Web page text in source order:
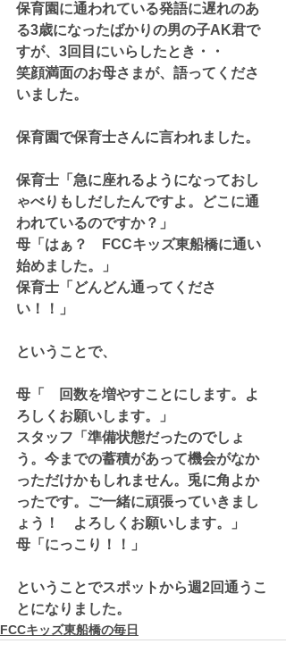
保育園に通われている発語に遅れのあ
る3歳になったばかりの男の子AK君で
すが、3回目にいらしたとき・・
笑顔満面のお母さまが、語ってくださ
いました。
保育園で保育士さんに言われました。
保育士「急に座れるようになっておし
ゃべりもしだしたんですよ。どこに通
われているのですか？」
母「はぁ？　FCCキッズ東船橋に通い
始めました。」
保育士「どんどん通ってくださ
い！！」
ということで、
母「　回数を増やすことにします。よ
ろしくお願いします。」
スタッフ「準備状態だったのでしょ
う。今までの蓄積があって機会がなか
っただけかもしれません。兎に角よか
ったです。ご一緒に頑張っていきまし
ょう！　よろしくお願いします。」
母「にっこり！！」
ということでスポットから週2回通うこ
とになりました。
FCCキッズ東船橋の毎日